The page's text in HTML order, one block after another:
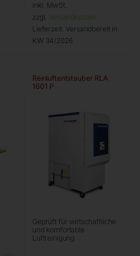
inkl. MwSt.
zzgl. Versandkosten
Lieferzeit: Versandbereit in
KW 34/2026
Reinluftentstauber RLA
1601 P
Geprüft für wirtschaftliche
und komfortable
Luftreinigung